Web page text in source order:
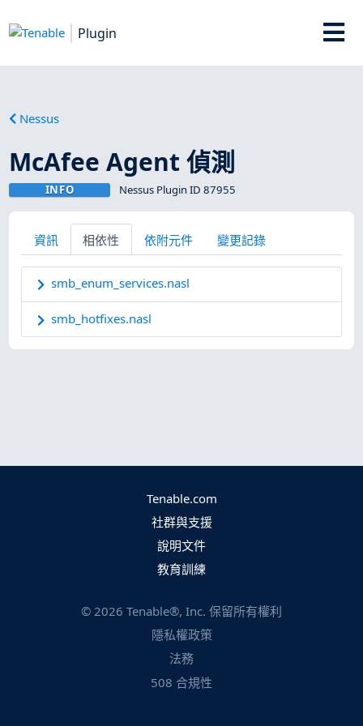
Plugin
Nessus
McAfee Agent 偵測
INFO Nessus Plugin ID 87955
資訊 相依性 依附元件 變更記錄
smb_enum_services.nasl
smb_hotfixes.nasl
Tenable.com
社群與支援
說明文件
教育訓練
© 2026 Tenable®, Inc. 保留所有權利
隱私權政策
法務
508 合規性